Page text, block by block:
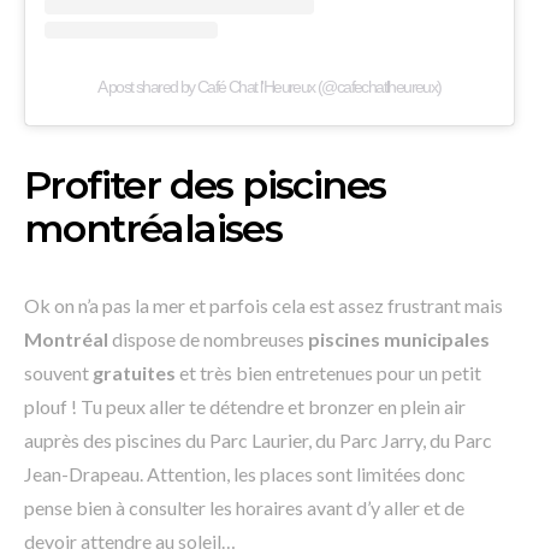
A post shared by Café Chat l'Heureux (@cafechatlheureux)
Profiter des piscines
montréalaises
Ok on n’a pas la mer et parfois cela est assez frustrant mais
Montréal dispose de nombreuses piscines municipales
souvent gratuites et très bien entretenues pour un petit
plouf ! Tu peux aller te détendre et bronzer en plein air
auprès des piscines du Parc Laurier, du Parc Jarry, du Parc
Jean-Drapeau. Attention, les places sont limitées donc
pense bien à consulter les horaires avant d’y aller et de
devoir attendre au soleil…